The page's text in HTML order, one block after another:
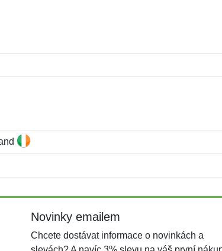
Novinky emailem
Chcete dostávat informace o novinkách a